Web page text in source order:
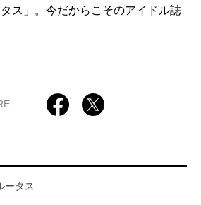
ス」。今だからこそのアイドル誌
ータス